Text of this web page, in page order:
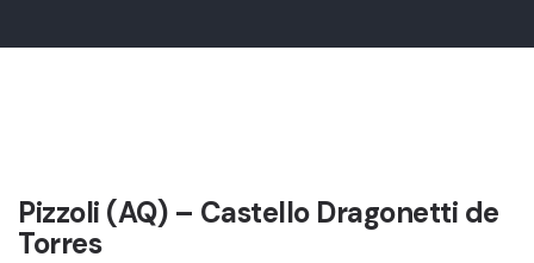
Pizzoli (AQ) – Castello Dragonetti de
Torres